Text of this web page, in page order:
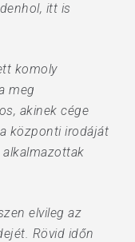
itt is
komoly
meg
akinek cége
központi irodáját
elvileg az
Rövid időn